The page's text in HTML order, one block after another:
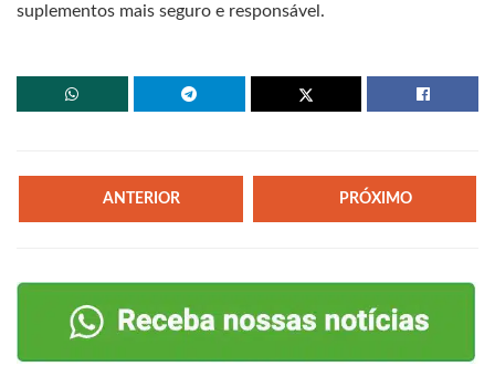
suplementos mais seguro e responsável.
ANTERIOR PRÓXIMO